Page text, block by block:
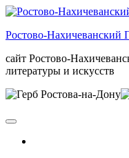
Skip
the
Ростово-Нахичеванский
сайт Ростово-
литературы и искусств